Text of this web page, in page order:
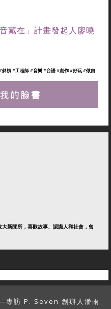
藏在」計畫發起人廖曉
斜槓#工程師#音樂#台語#創作#好玩#做自
新聞所，喜歡故事、認識人和社會，曾
專訪 P. Seven 創辦人潘雨